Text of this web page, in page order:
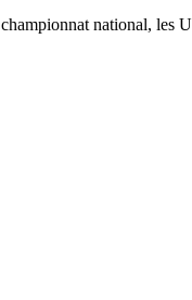
national, les